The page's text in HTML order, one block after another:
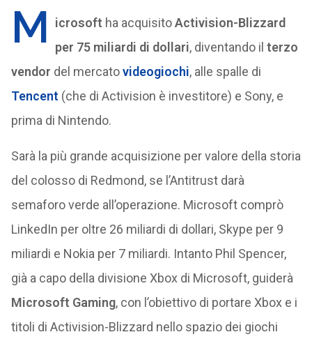
M icrosoft ha acquisitoActivision-Blizzard
per 75 miliardi di dollari, diventando il terzo
vendor del mercatovideogiochi, alle spalle di
Tencent (che di Activision è investitore) e Sony, e
prima di Nintendo.
Sarà la più grande acquisizione per valore della storia
del colosso di Redmond, se l’Antitrust darà
semaforo verde all’operazione. Microsoft comprò
LinkedIn per oltre 26 miliardi di dollari, Skype per 9
miliardi e Nokia per 7 miliardi. Intanto Phil Spencer,
già a capo della divisione Xbox di Microsoft, guiderà
Microsoft Gaming, con l’obiettivo di portare Xbox e i
titoli di Activision-Blizzard nello spazio dei giochi